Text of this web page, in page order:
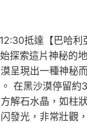
抵達【巴哈
索這片神秘的
呈現出一種神秘
在黑沙漠停留
解石水晶，如柱
發光，非常壯